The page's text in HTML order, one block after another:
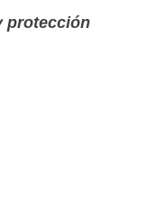
protección